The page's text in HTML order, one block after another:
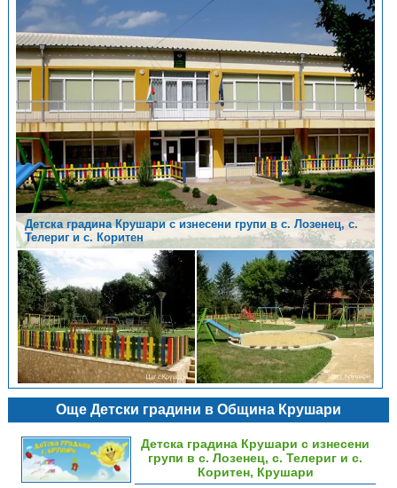
Детска градина Крушари с изнесени групи в с. Лозенец, с.
Телериг и с. Коритен
Детска градина Крушари с изнесени групи в с. Лозенец, с.
Телериг и с. Коритен
Още Детски градини в Община Крушари
Детска градина Крушари с изнесени
групи в с. Лозенец, с. Телериг и с.
Коритен, Крушари